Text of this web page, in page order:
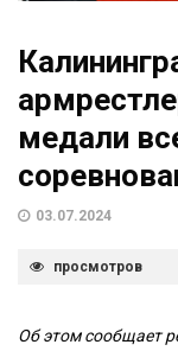
медали
03.07.2024
просмотров
Об этом сообщает